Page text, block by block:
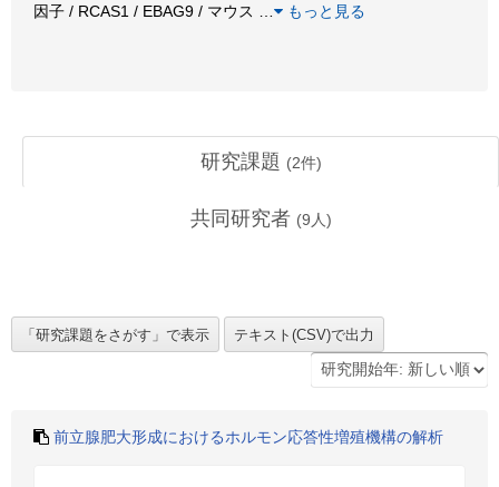
因子 / RCAS1 / EBAG9 / マウス
もっと見る
研究課題 (2件)
共同研究者 (9 人)
前立腺肥大形成におけるホルモン応答性増殖機構の解析